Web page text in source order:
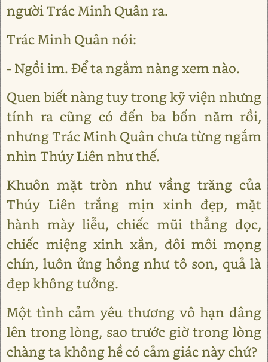
người Trác Minh Quân ra.
Trác Minh Quân nói:
- Ngồi im. Để ta ngắm nàng xem nào.
Quen biết nàng tuy trong kỹ viện nhưng
tính ra cũng có đến ba bốn năm rồi,
nhưng Trác Minh Quân chưa từng ngắm
nhìn Thúy Liên như thế.
Khuôn mặt tròn như vầng trăng của
Thúy Liên trắng mịn xinh đẹp, mặt
hành mày liễu, chiếc mũi thẳng dọc,
chiếc miệng xinh xắn, đôi môi mọng
chín, luôn ửng hồng như tô son, quả là
đẹp không tưởng.
Một tình cảm yêu thương vô hạn dâng
lên trong lòng, sao trước giờ trong lòng
chàng ta không hề có cảm giác này chứ?